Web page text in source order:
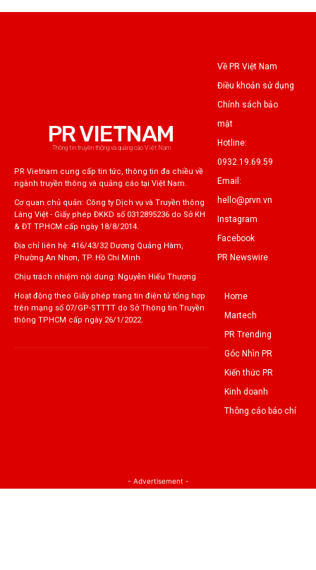
PR VIETNAM
Thông tin truyền thông và quảng cáo Việt Nam
PR Vietnam cung cấp tin tức, thông tin đa chiều về
ngành truyền thông và quảng cáo tại Việt Nam.
Cơ quan chủ quản: Công ty Dịch vụ và Truyền thông
Làng Việt - Giấy phép ĐKKD số 0312895236 do Sở KH
& ĐT TPHCM cấp ngày 18/8/2014.
Địa chỉ liên hệ: 416/43/32 Dương Quảng Hàm,
Phường An Nhơn, TP. Hồ Chí Minh
Chịu trách nhiệm nội dung: Nguyễn Hiếu Thượng
Hoạt động theo Giấy phép trang tin điện tử tổng hợp
trên mạng số 07/GP-STTTT do Sở Thông tin Truyền
thông TPHCM cấp ngày 26/1/2022.
Về PR Việt Nam
Điều khoản sử dụng
Chính sách bảo
mật
Hotline:
0932.19.69.59
Email:
hello@prvn.vn
Instagram
Facebook
PR Newswire
Home
Martech
PR Trending
Góc Nhìn PR
Kiến thức PR
Kinh doanh
Thông cáo báo chí
- Advertisement -